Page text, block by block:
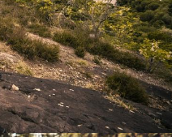
магазина
1С-Битрикс